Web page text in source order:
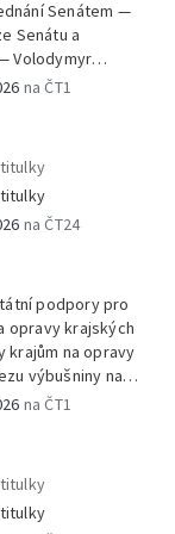
Senátem —
Senátu a
Volodymyr
Bělehradě —
pro seniory —
Čekací lhůty na
— Tisza
— Tréninky
— Následky
na podporu
vrácení zboží —
Bezpečnost na
chladnější
Češi za dovolenou
Turistický nápor na
ve Zlíně —
— Španělsko
— Česko
zdrojích —
na ČT1
na ČT24
podpory pro
opravy krajských
na opravy
výbušniny na
spojů mezi
Milana Knížáka —
železnic — Tržby
útoku
v Rusku —
na ČT1